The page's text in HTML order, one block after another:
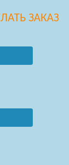
ЗАКАЗ